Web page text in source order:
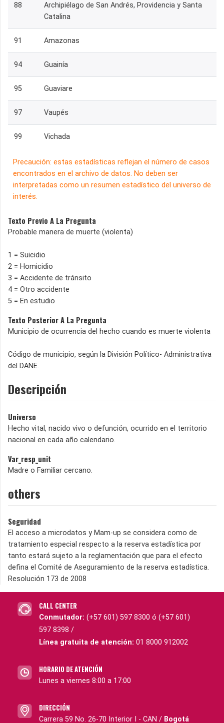
88
Archipiélago de San Andrés, Providencia y Santa
Catalina
91 Amazonas
94 Guainía
95 Guaviare
97 Vaupés
99 Vichada
Precaución: estas estadísticas reflejan el número de casos
encontrados en el archivo de datos. No deben ser
interpretadas como un resumen estadístico del universo de
interés.
Texto Previo A La Pregunta
Probable manera de muerte (violenta)
1 = Suicidio
2 = Homicidio
3 = Accidente de tránsito
4 = Otro accidente
5 = En estudio
Texto Posterior A La Pregunta
Municipio de ocurrencia del hecho cuando es muerte violenta
Código de municipio, según la División Político- Administrativa
del DANE.
Descripción
Universo
Hecho vital, nacido vivo o defunción, ocurrido en el territorio
nacional en cada año calendario.
Var_resp_unit
Madre o Familiar cercano.
others
Seguridad
El acceso a microdatos y Mam-up se considera como de
tratamiento especial respecto a la reserva estadística por
tanto estará sujeto a la reglamentación que para el efecto
defina el Comité de Aseguramiento de la reserva estadística.
Resolución 173 de 2008
CALL CENTER
Conmutador: (+57 601) 597 8300 ó (+57 601)
597 8398 /
Línea gratuita de atención: 01 8000 912002
HORARIO DE ATENCIÓN
Lunes a viernes 8:00 a 17:00
DIRECCIÓN
Carrera 59 No. 26-70 Interior I - CAN / Bogotá